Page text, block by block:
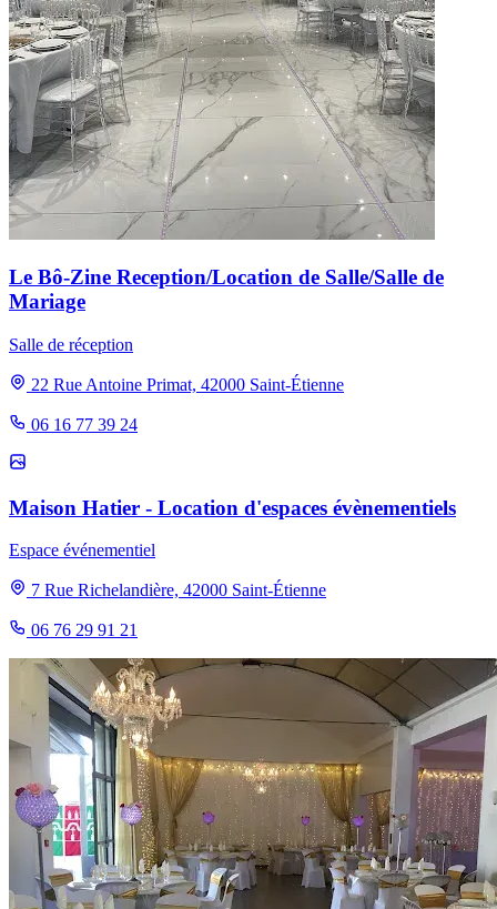
Le Bô-Zine Reception/Location de Salle/Salle de
Mariage
Salle de réception
22 Rue Antoine Primat, 42000 Saint-Étienne
06 16 77 39 24
Maison Hatier - Location d'espaces évènementiels
Espace événementiel
7 Rue Richelandière, 42000 Saint-Étienne
06 76 29 91 21